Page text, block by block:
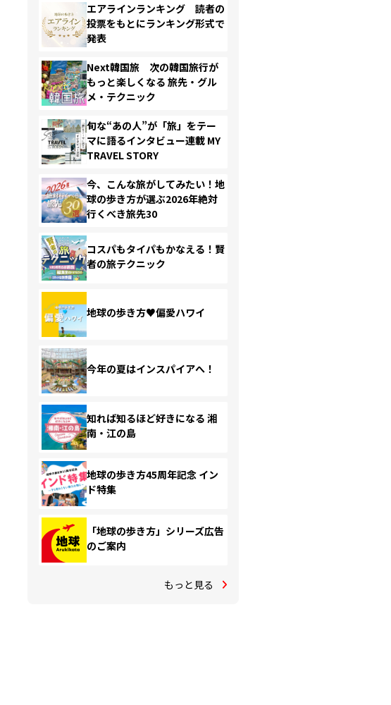
エアラインランキング 読者の
投票をもとにランキング形式で
発表
Next韓国旅 次の韓国旅行が
もっと楽しくなる 旅先・グル
メ・テクニック
旬な“あの人”が「旅」をテー
マに語るインタビュー連載 MY
TRAVEL STORY
今、こんな旅がしてみたい！地
球の歩き方が選ぶ2026年絶対
行くべき旅先30
コスパもタイパもかなえる！賢
者の旅テクニック
地球の歩き方♥偏愛ハワイ
今年の夏はインスパイアへ！
知れば知るほど好きになる 湘
南・江の島
地球の歩き方45周年記念 イン
ド特集
「地球の歩き方」シリーズ広告
のご案内
もっと見る